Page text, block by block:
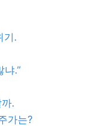
기.
냐.”
.
가는?